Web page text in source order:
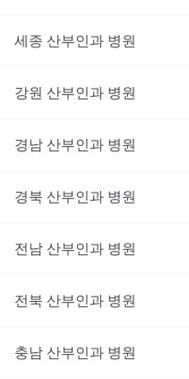
세종 산부인과 병원
강원 산부인과 병원
경남 산부인과 병원
경북 산부인과 병원
전남 산부인과 병원
전북 산부인과 병원
충남 산부인과 병원
대기없이 진료를 받고 싶으신가요?